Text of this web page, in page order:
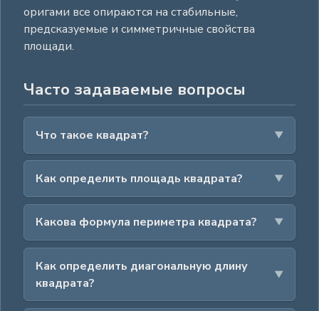
оригами все опираются на стабильные,
предсказуемые и симметричные свойства
площади.
Часто задаваемые вопросы
Что такое квадрат?
Как определить площадь квадрата?
Какова формула периметра квадрата?
Как определить диагональную длину
квадрата?